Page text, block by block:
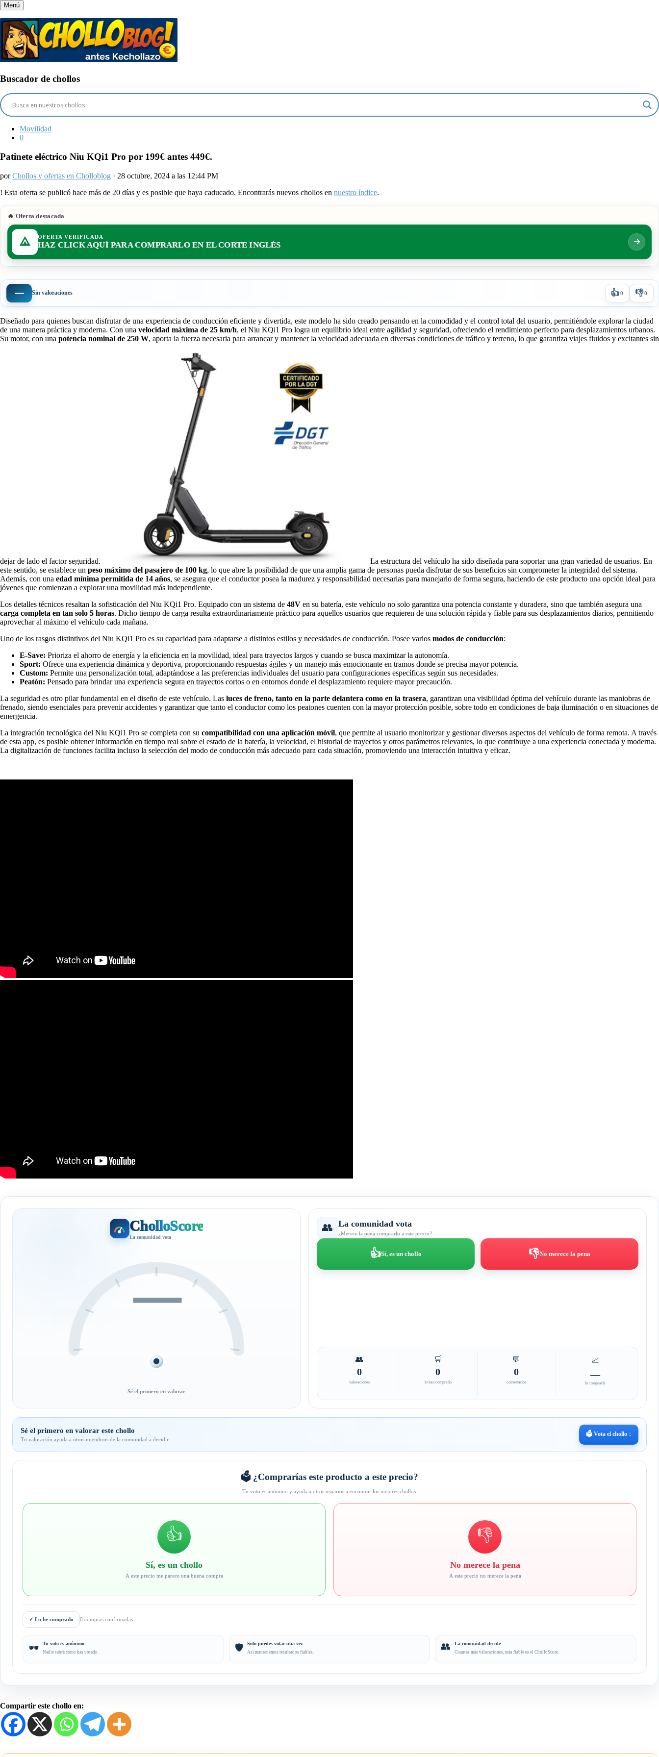
Menú
Buscador de chollos
Movilidad
0
Patinete eléctrico Niu KQi1 Pro por 199€ antes 449€.
porChollos y ofertas en Cholloblog · 28 octubre, 2024 a las 12:44 PM
! Esta oferta se publicó hace más de 20 días y es posible que haya caducado. Encontrarás nuevos chollos en nuestro índice.
🔥 Oferta destacada
OFERTA VERIFICADA
HAZ CLICK AQUÍ PARA COMPRARLO EN EL CORTE INGLÉS
— Sin valoraciones 👍0 👎0
Diseñado para quienes buscan disfrutar de una experiencia de conducción eficiente y divertida, este modelo ha sido creado pensando en la comodidad y el control total del usuario, permitiéndole explorar la ciudad
de una manera práctica y moderna. Con una velocidad máxima de 25 km/h, el Niu KQi1 Pro logra un equilibrio ideal entre agilidad y seguridad, ofreciendo el rendimiento perfecto para desplazamientos urbanos.
Su motor, con una potencia nominal de 250 W, aporta la fuerza necesaria para arrancar y mantener la velocidad adecuada en diversas condiciones de tráfico y terreno, lo que garantiza viajes fluidos y excitantes sin
dejar de lado el factor seguridad.
La estructura del vehículo ha sido diseñada para soportar una gran variedad de usuarios. En
este sentido, se establece un peso máximo del pasajero de 100 kg, lo que abre la posibilidad de que una amplia gama de personas pueda disfrutar de sus beneficios sin comprometer la integridad del sistema.
Además, con una edad mínima permitida de 14 años, se asegura que el conductor posea la madurez y responsabilidad necesarias para manejarlo de forma segura, haciendo de este producto una opción ideal para
jóvenes que comienzan a explorar una movilidad más independiente.
Los detalles técnicos resaltan la sofisticación del Niu KQi1 Pro. Equipado con un sistema de 48V en su batería, este vehículo no solo garantiza una potencia constante y duradera, sino que también asegura una
carga completa en tan solo 5 horas. Dicho tiempo de carga resulta extraordinariamente práctico para aquellos usuarios que requieren de una solución rápida y fiable para sus desplazamientos diarios, permitiendo
aprovechar al máximo el vehículo cada mañana.
Uno de los rasgos distintivos del Niu KQi1 Pro es su capacidad para adaptarse a distintos estilos y necesidades de conducción. Posee varios modos de conducción:
E-Save: Prioriza el ahorro de energía y la eficiencia en la movilidad, ideal para trayectos largos y cuando se busca maximizar la autonomía.
Sport: Ofrece una experiencia dinámica y deportiva, proporcionando respuestas ágiles y un manejo más emocionante en tramos donde se precisa mayor potencia.
Custom: Permite una personalización total, adaptándose a las preferencias individuales del usuario para configuraciones específicas según sus necesidades.
Peatón: Pensado para brindar una experiencia segura en trayectos cortos o en entornos donde el desplazamiento requiere mayor precaución.
La seguridad es otro pilar fundamental en el diseño de este vehículo. Las luces de freno, tanto en la parte delantera como en la trasera, garantizan una visibilidad óptima del vehículo durante las maniobras de
frenado, siendo esenciales para prevenir accidentes y garantizar que tanto el conductor como los peatones cuenten con la mayor protección posible, sobre todo en condiciones de baja iluminación o en situaciones de
emergencia.
La integración tecnológica del Niu KQi1 Pro se completa con su compatibilidad con una aplicación móvil, que permite al usuario monitorizar y gestionar diversos aspectos del vehículo de forma remota. A través
de esta app, es posible obtener información en tiempo real sobre el estado de la batería, la velocidad, el historial de trayectos y otros parámetros relevantes, lo que contribuye a una experiencia conectada y moderna.
La digitalización de funciones facilita incluso la selección del modo de conducción más adecuado para cada situación, promoviendo una interacción intuitiva y eficaz.
CholloScore
La comunidad vota
—
Sé el primero en valorar
👥 La comunidad vota
¿Merece la pena comprarlo a este precio?
👍Sí, es un chollo 👎No merece la pena
👥
0
valoraciones
🛒
0
lo han comprado
💬
0
comentarios
📈
—
lo compraría
Sé el primero en valorar este chollo
Tu valoración ayuda a otros miembros de la comunidad a decidir.
🗳️ Vota el chollo ↓
🗳️ ¿Comprarías este producto a este precio?
Tu voto es anónimo y ayuda a otros usuarios a encontrar los mejores chollos.
👍
Sí, es un chollo
A este precio me parece una buena compra
👎
No merece la pena
A este precio no merece la pena
✓ Lo he comprado 0 compras confirmadas
🕶️ Tu voto es anónimo
Nadie sabrá cómo has votado. 🛡️ Solo puedes votar una vez
Así mantenemos resultados fiables.
👥 La comunidad decide
Cuantas más valoraciones, más fiable es el CholloScore.
Compartir este chollo en: